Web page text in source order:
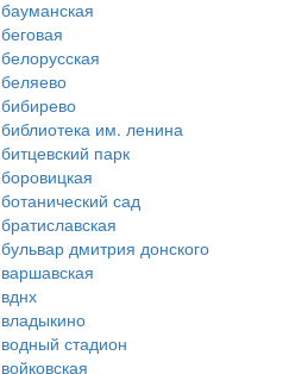
бауманская
беговая
белорусская
беляево
бибирево
библиотека им. ленина
битцевский парк
боровицкая
ботанический сад
братиславская
бульвар дмитрия донского
варшавская
вднх
владыкино
водный стадион
войковская